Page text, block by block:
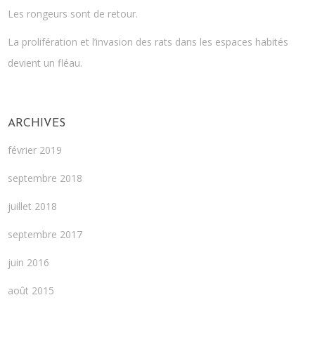
Les rongeurs sont de retour.
La prolifération et l’invasion des rats dans les espaces habités
devient un fléau.
ARCHIVES
février 2019
septembre 2018
juillet 2018
septembre 2017
juin 2016
août 2015